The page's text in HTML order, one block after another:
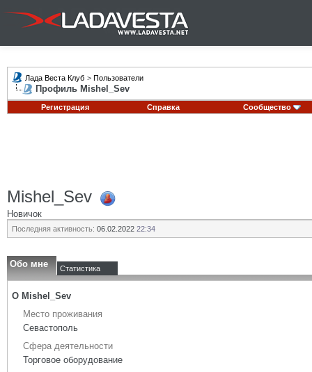
Лада Веста Клуб > Пользователи
Профиль Mishel_Sev
Регистрация Справка Сообщество
Mishel_Sev
Новичок
Последняя активность: 06.02.2022 22:34
Обо мне Статистика
О Mishel_Sev
Место проживания
Севастополь
Сфера деятельности
Торговое оборудование